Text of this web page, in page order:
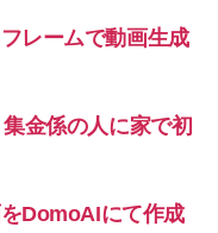
レームで動画生成
金係の人に家で初
DomoAIにて作成